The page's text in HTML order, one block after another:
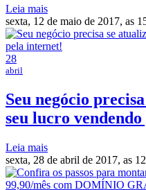
Leia mais
sexta, 12 de maio de 2017, as
28
abril
Seu negócio
seu lucro
Leia mais
sexta, 28 de abril de 2017, as